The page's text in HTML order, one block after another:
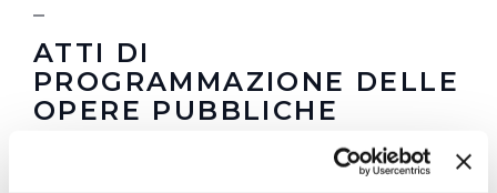
ATTI DI
PROGRAMMAZIONE DELLE
OPERE PUBBLICHE
In questa sezione puoi trovare il programma degli